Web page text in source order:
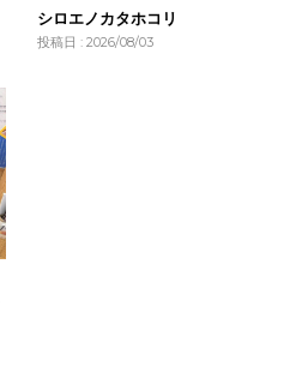
シロエノカタホコリ
投稿日 : 2026/08/03